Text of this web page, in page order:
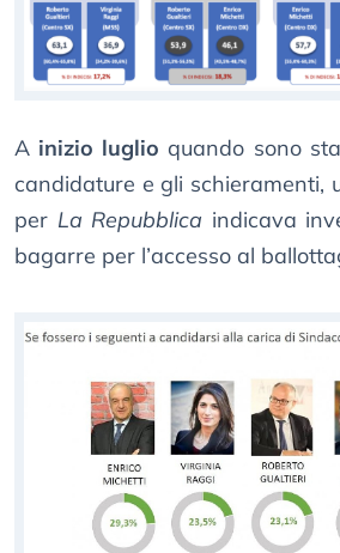
A inizio luglio quando sono
candidature e gli schieramenti,
per La Repubblica indicava
bagarre per l’accesso al